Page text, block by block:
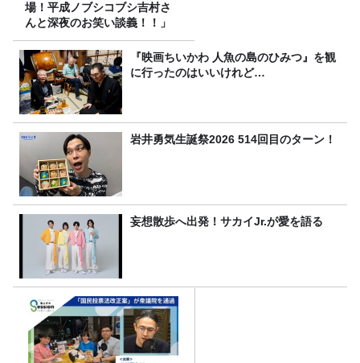
場！平成ノブシコブシ吉村さ
んと深夜のお笑い談義！！」
『映画ちいかわ 人魚の島のひみつ』を観
に行ったのはいいけれど…
岩井勇気生誕祭2026 514回目のターン！
妄想散歩へ出発！サカイJr.が愛を語る